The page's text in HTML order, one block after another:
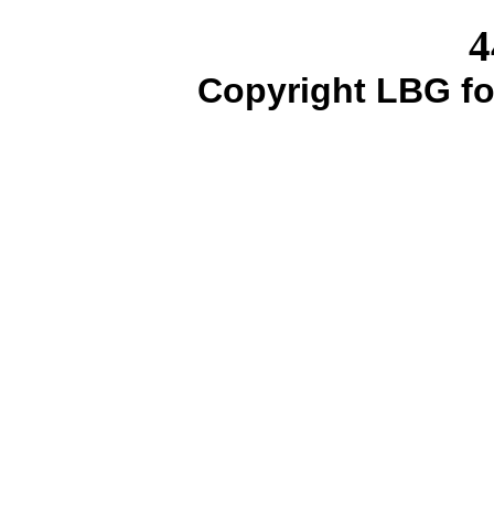
Copyright LBG